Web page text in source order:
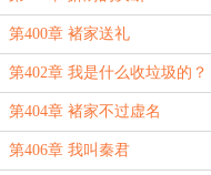
第400章 褚家送礼
第402章 我是什么收垃圾的？
第404章 褚家不过虚名
第406章 我叫秦君